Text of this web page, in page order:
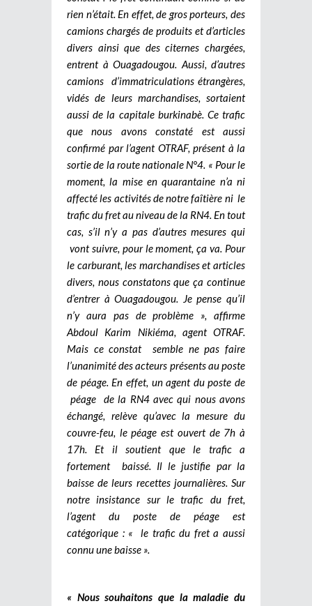
rien n’était. En effet, de gros porteurs, des
camions chargés de produits et d’articles
divers ainsi que des citernes chargées,
entrent à Ouagadougou. Aussi, d’autres
camions d’immatriculations étrangères,
vidés de leurs marchandises, sortaient
aussi de la capitale burkinabè. Ce trafic
que nous avons constaté est aussi
confirmé par l’agent OTRAF, présent à la
sortie de la route nationale N°4. « Pour le
moment, la mise en quarantaine n’a ni
affecté les activités de notre faîtière ni le
trafic du fret au niveau de la RN4. En tout
cas, s’il n’y a pas d’autres mesures qui
vont suivre, pour le moment, ça va. Pour
le carburant, les marchandises et articles
divers, nous constatons que ça continue
d’entrer à Ouagadougou. Je pense qu’il
n’y aura pas de problème », affirme
Abdoul Karim Nikiéma, agent OTRAF.
Mais ce constat semble ne pas faire
l’unanimité des acteurs présents au poste
de péage. En effet, un agent du poste de
péage de la RN4 avec qui nous avons
échangé, relève qu’avec la mesure du
couvre-feu, le péage est ouvert de 7h à
17h. Et il soutient que le trafic a
fortement baissé. Il le justifie par la
baisse de leurs recettes journalières. Sur
notre insistance sur le trafic du fret,
l’agent du poste de péage est
catégorique : « le trafic du fret a aussi
connu une baisse ».
« Nous souhaitons que la maladie du